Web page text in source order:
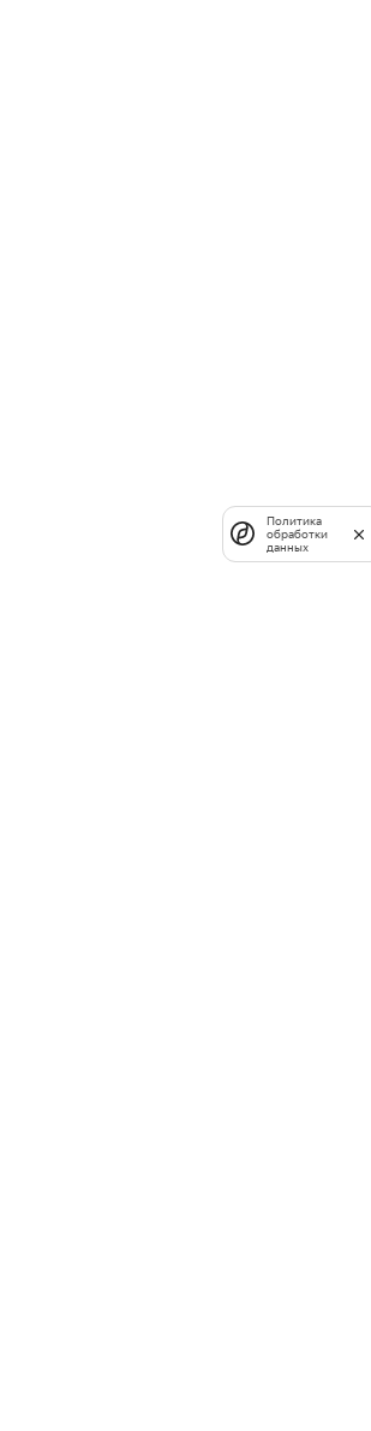
Политика
обработки
данных